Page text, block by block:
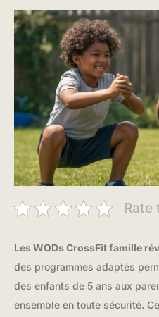
Rate
Les WODs CrossFit famille
des programmes adaptés
des enfants de 5 ans aux
ensemble en toute sécurité.